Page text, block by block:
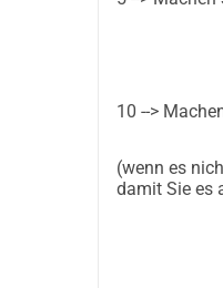
damit Sie es
30 1
10 -->
(wenn es
damit Sie es